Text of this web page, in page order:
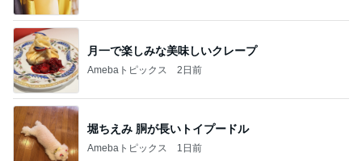
月一で楽しみな美味しいクレープ
Amebaトピックス 2日前
堀ちえみ 胴が長いトイプードル
Amebaトピックス 1日前